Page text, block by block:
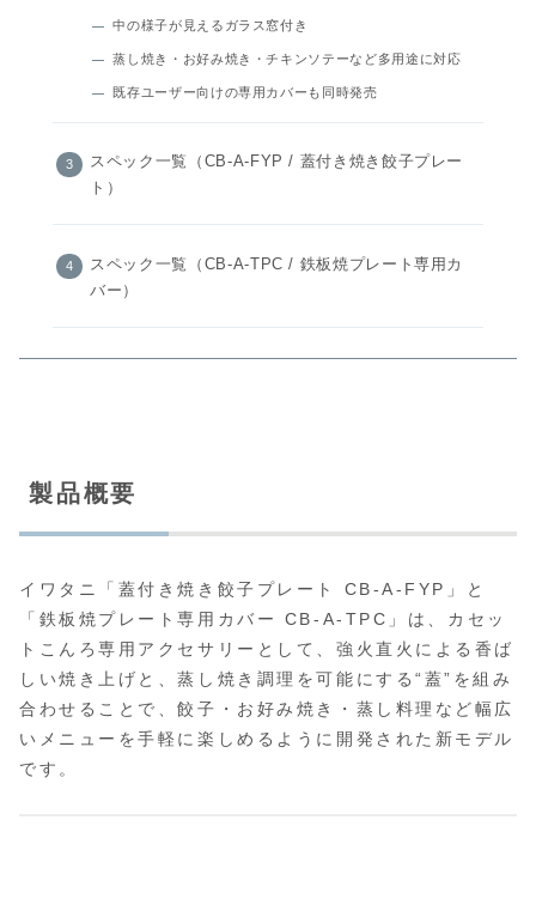
中の様子が見えるガラス窓付き
蒸し焼き・お好み焼き・チキンソテーなど多用途に対応
既存ユーザー向けの専用カバーも同時発売
スペック一覧（CB-A-FYP / 蓋付き焼き餃子プレー
ト）
スペック一覧（CB-A-TPC / 鉄板焼プレート専用カ
バー）
製品概要
イワタニ「蓋付き焼き餃子プレート CB-A-FYP」と
「鉄板焼プレート専用カバー CB-A-TPC」は、カセッ
トこんろ専用アクセサリーとして、強火直火による香ば
しい焼き上げと、蒸し焼き調理を可能にする“蓋”を組み
合わせることで、餃子・お好み焼き・蒸し料理など幅広
いメニューを手軽に楽しめるように開発された新モデル
です。